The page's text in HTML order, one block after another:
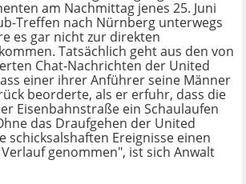
am Nachmittag jenes 25. Juni
Treffen nach Nürnberg unterwegs
es gar nicht zur direkten
Tatsächlich geht aus den von
Chat-Nachrichten der United
einer ihrer Anführer seine Männer
beorderte, als er erfuhr, dass die
Eisenbahnstraße ein Schaulaufen
das Draufgehen der United
schicksalshaften Ereignisse einen
genommen", ist sich Anwalt